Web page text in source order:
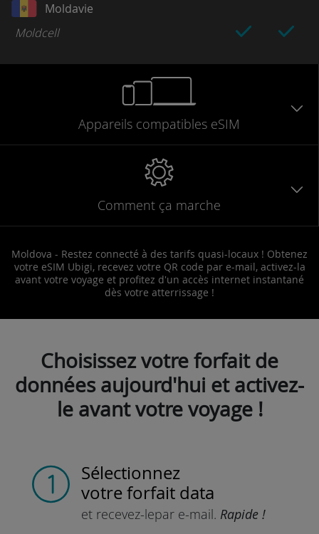
Moldavie
Moldcell
Appareils compatibles eSIM
Comment ça marche
Moldova - Restez connecté à des tarifs quasi-locaux ! Obtenez
votre eSIM Ubigi, recevez votre QR code par e-mail, activez-la
avant votre voyage et profitez d'un accès internet instantané
dès votre atterrissage !
Choisissez votre forfait de
données aujourd'hui et activez-
le avant votre voyage !
Sélectionnez
votre forfait data
et recevez-lepar e-mail. Rapide !